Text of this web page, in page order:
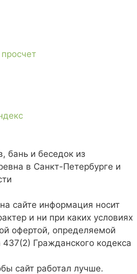
бань и беседок из
в Санкт-Петербурге и
сайте информация носит
и ни при каких условиях
офертой, определяемой
Гражданского кодекса
сайт работал лучше.